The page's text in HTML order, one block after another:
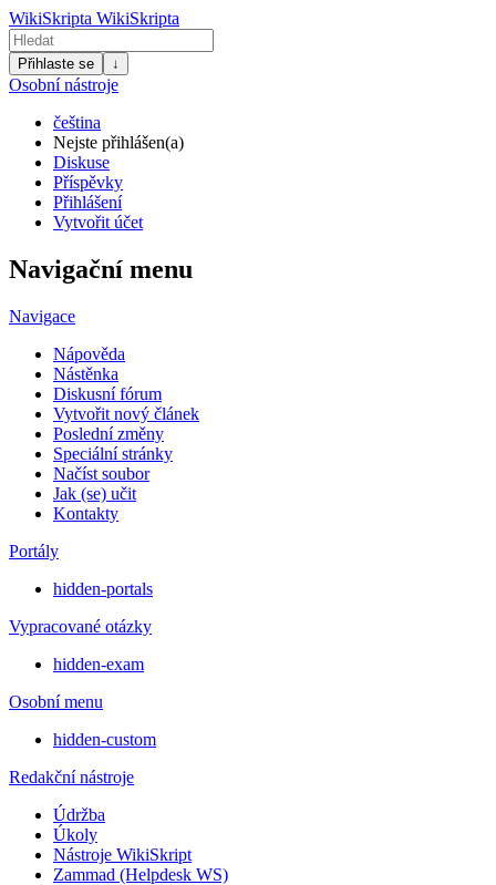
WikiSkripta WikiSkripta
Přihlaste se ↓
Osobní nástroje
čeština
Nejste přihlášen(a)
Diskuse
Příspěvky
Přihlášení
Vytvořit účet
Navigační menu
Navigace
Nápověda
Nástěnka
Diskusní fórum
Vytvořit nový článek
Poslední změny
Speciální stránky
Načíst soubor
Jak (se) učit
Kontakty
Portály
hidden-portals
Vypracované otázky
hidden-exam
Osobní menu
hidden-custom
Redakční nástroje
Údržba
Úkoly
Nástroje WikiSkript
Zammad (Helpdesk WS)